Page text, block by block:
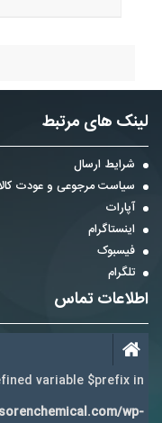
لینک های مرتبط
شرایط ارسال
سیاست مرجوعی و عودت
آپارات
اینستاگرام
فیسبوک
تلگرام
اطلاعات تماس
variable $prefix in
wp-